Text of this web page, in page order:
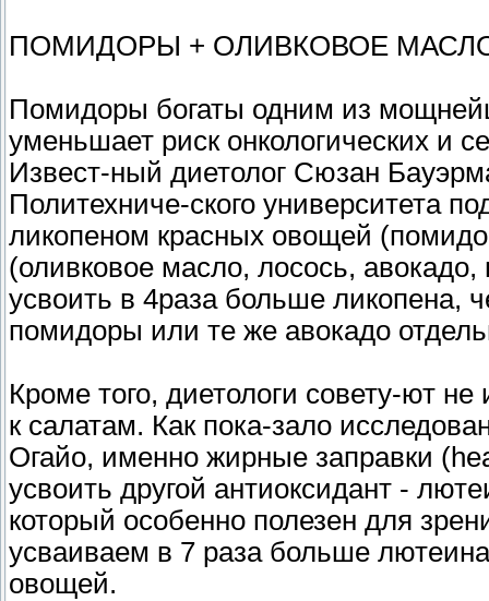
ПОМИДОРЫ + ОЛИВКОВОЕ
Помидоры богаты одним из
уменьшает риск онкологических и
Извест-ный диетолог Сюзан
Политехниче-ского университета
ликопеном красных овощей
(оливковое масло, лосось, авокадо,
усвоить в 4раза больше ликопена,
помидоры или те же авокадо
Кроме того, диетологи совету-ют
к салатам. Как пока-зало
Огайо, именно жирные заправки
усвоить другой антиоксидант -
который особенно полезен для
усваиваем в 7 раза больше
овощей.